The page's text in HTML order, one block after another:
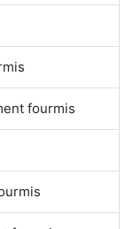
fourmis